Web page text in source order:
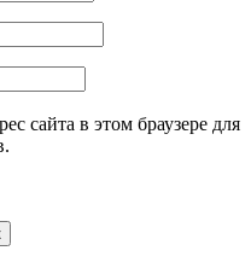
сайта в этом браузере для